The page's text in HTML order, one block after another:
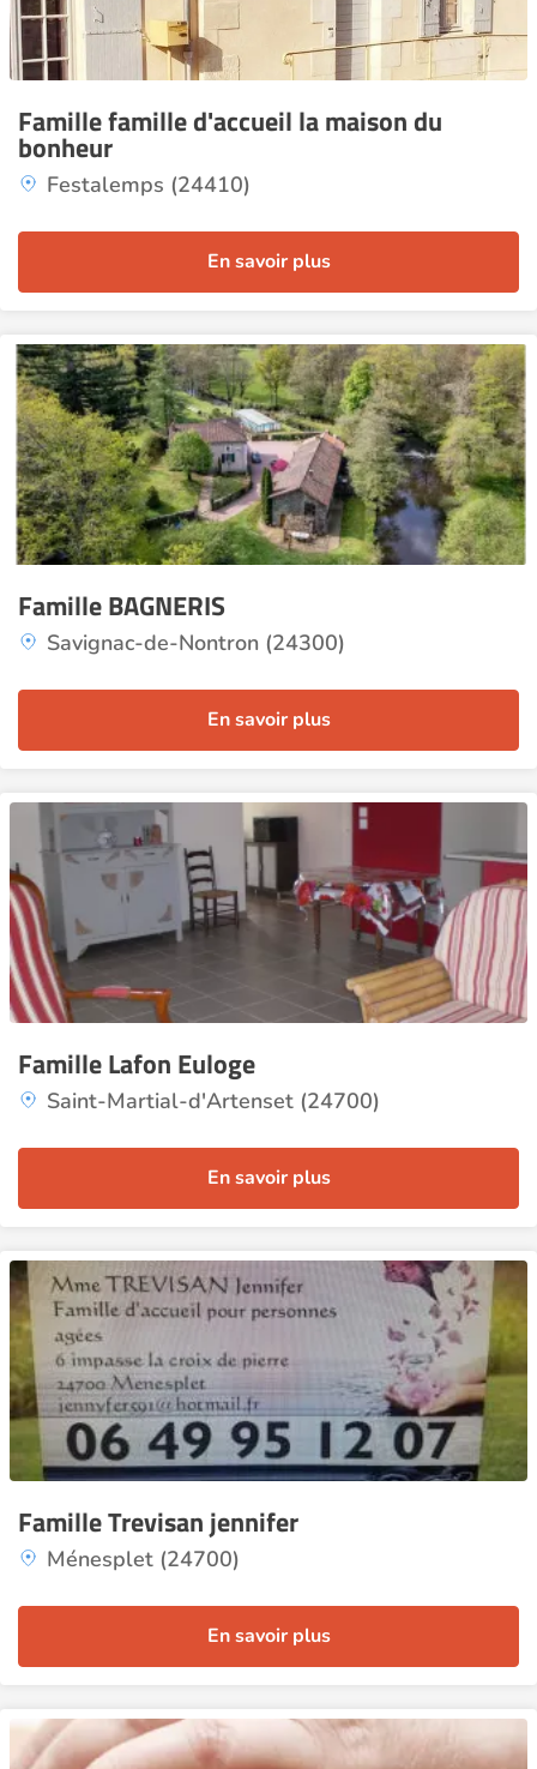
Famille famille d'accueil la maison du
bonheur
Festalemps (24410)
En savoir plus
Famille BAGNERIS
Savignac-de-Nontron (24300)
En savoir plus
Famille Lafon Euloge
Saint-Martial-d'Artenset (24700)
En savoir plus
Famille Trevisan jennifer
Ménesplet (24700)
En savoir plus